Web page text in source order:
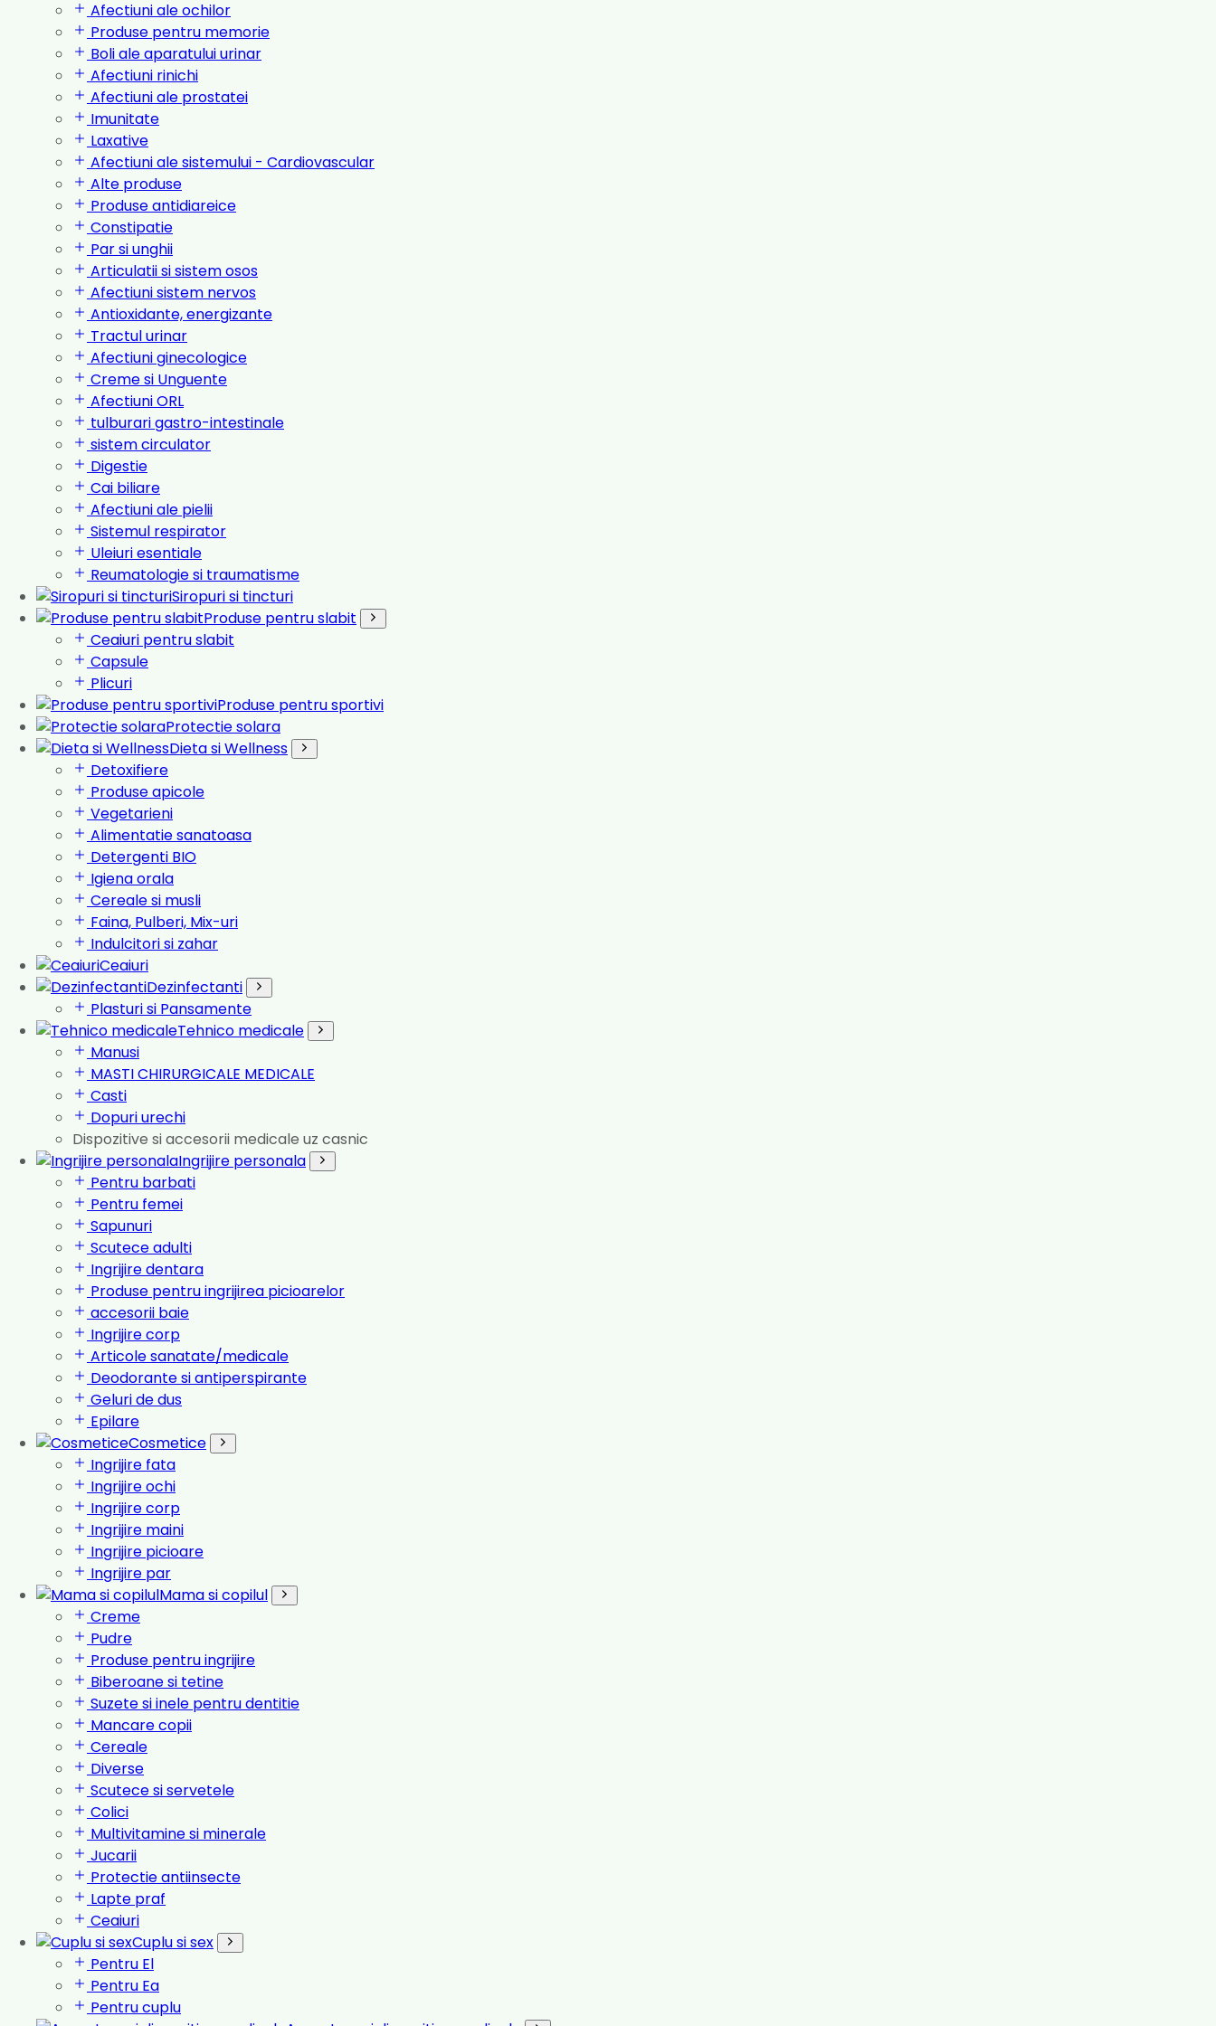
Afectiuni ale ochilor
Produse pentru memorie
Boli ale aparatului urinar
Afectiuni rinichi
Afectiuni ale prostatei
Imunitate
Laxative
Afectiuni ale sistemului - Cardiovascular
Alte produse
Produse antidiareice
Constipatie
Par si unghii
Articulatii si sistem osos
Afectiuni sistem nervos
Antioxidante, energizante
Tractul urinar
Afectiuni ginecologice
Creme si Unguente
Afectiuni ORL
tulburari gastro-intestinale
sistem circulator
Digestie
Cai biliare
Afectiuni ale pielii
Sistemul respirator
Uleiuri esentiale
Reumatologie si traumatisme
Siropuri si tincturi
Produse pentru slabit
Ceaiuri pentru slabit
Capsule
Plicuri
Produse pentru sportivi
Protectie solara
Dieta si Wellness
Detoxifiere
Produse apicole
Vegetarieni
Alimentatie sanatoasa
Detergenti BIO
Igiena orala
Cereale si musli
Faina, Pulberi, Mix-uri
Indulcitori si zahar
Ceaiuri
Dezinfectanti
Plasturi si Pansamente
Tehnico medicale
Manusi
MASTI CHIRURGICALE MEDICALE
Casti
Dopuri urechi
Dispozitive si accesorii medicale uz casnic
Ingrijire personala
Pentru barbati
Pentru femei
Sapunuri
Scutece adulti
Ingrijire dentara
Produse pentru ingrijirea picioarelor
accesorii baie
Ingrijire corp
Articole sanatate/medicale
Deodorante si antiperspirante
Geluri de dus
Epilare
Cosmetice
Ingrijire fata
Ingrijire ochi
Ingrijire corp
Ingrijire maini
Ingrijire picioare
Ingrijire par
Mama si copilul
Creme
Pudre
Produse pentru ingrijire
Biberoane si tetine
Suzete si inele pentru dentitie
Mancare copii
Cereale
Diverse
Scutece si servetele
Colici
Multivitamine si minerale
Jucarii
Protectie antiinsecte
Lapte praf
Ceaiuri
Cuplu si sex
Pentru El
Pentru Ea
Pentru cuplu